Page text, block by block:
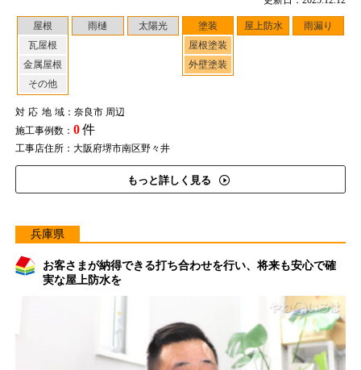
屋根
瓦屋根
金属屋根
その他
雨樋 太陽光
塗装
屋根塗装
外壁塗装
屋上防水 雨漏り
対応地域：奈良市 周辺
施工事例数： 0件
工事店住所：大阪府堺市南区野々井
もっと詳しく見る
兵庫県
お客さまが納得できる打ち合わせを行い、将来も安心で確
実な屋上防水を